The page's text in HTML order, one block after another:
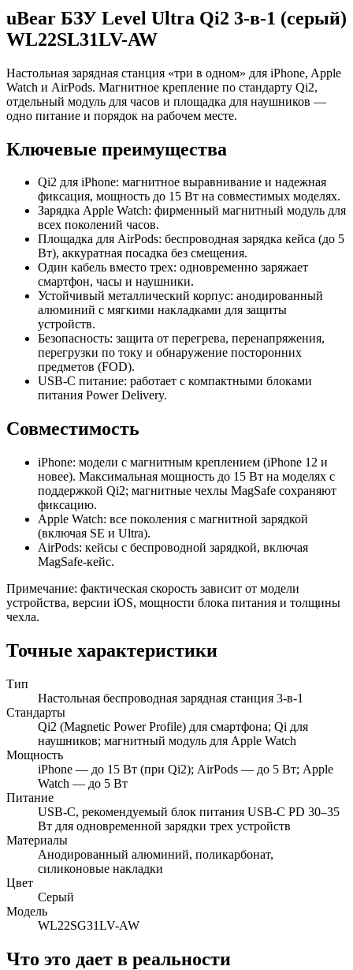
uBear БЗУ Level Ultra Qi2 3‑в‑1 (серый)
WL22SL31LV-AW
Настольная зарядная станция «три в одном» для iPhone, Apple
Watch и AirPods. Магнитное крепление по стандарту Qi2,
отдельный модуль для часов и площадка для наушников —
одно питание и порядок на рабочем месте.
Ключевые преимущества
Qi2 для iPhone: магнитное выравнивание и надежная
фиксация, мощность до 15 Вт на совместимых моделях.
Зарядка Apple Watch: фирменный магнитный модуль для
всех поколений часов.
Площадка для AirPods: беспроводная зарядка кейса (до 5
Вт), аккуратная посадка без смещения.
Один кабель вместо трех: одновременно заряжает
смартфон, часы и наушники.
Устойчивый металлический корпус: анодированный
алюминий с мягкими накладками для защиты
устройств.
Безопасность: защита от перегрева, перенапряжения,
перегрузки по току и обнаружение посторонних
предметов (FOD).
USB‑C питание: работает с компактными блоками
питания Power Delivery.
Совместимость
iPhone: модели с магнитным креплением (iPhone 12 и
новее). Максимальная мощность до 15 Вт на моделях с
поддержкой Qi2; магнитные чехлы MagSafe сохраняют
фиксацию.
Apple Watch: все поколения с магнитной зарядкой
(включая SE и Ultra).
AirPods: кейсы с беспроводной зарядкой, включая
MagSafe‑кейс.
Примечание: фактическая скорость зависит от модели
устройства, версии iOS, мощности блока питания и толщины
чехла.
Точные характеристики
Тип
Настольная беспроводная зарядная станция 3‑в‑1
Стандарты
Qi2 (Magnetic Power Profile) для смартфона; Qi для
наушников; магнитный модуль для Apple Watch
Мощность
iPhone — до 15 Вт (при Qi2); AirPods — до 5 Вт; Apple
Watch — до 5 Вт
Питание
USB‑C, рекомендуемый блок питания USB‑C PD 30–35
Вт для одновременной зарядки трех устройств
Материалы
Анодированный алюминий, поликарбонат,
силиконовые накладки
Цвет
Серый
Модель
WL22SG31LV-AW
Что это дает в реальности